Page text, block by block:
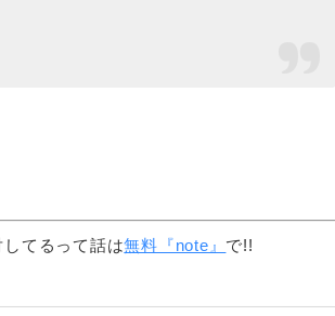
てるって話は無料『note』 で!!